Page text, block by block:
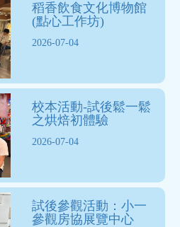
稻香飲食文化博物館
(點心工作坊)
2026-07-04
校本活動-試後鬆一鬆
之烘焙初體驗
2026-07-04
試後參觀活動：小一
參觀房協展覽中心